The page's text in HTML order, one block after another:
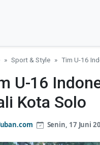
Sport & Style Tim U-16
U-16
Kota Solo
Senin, 17 Juni